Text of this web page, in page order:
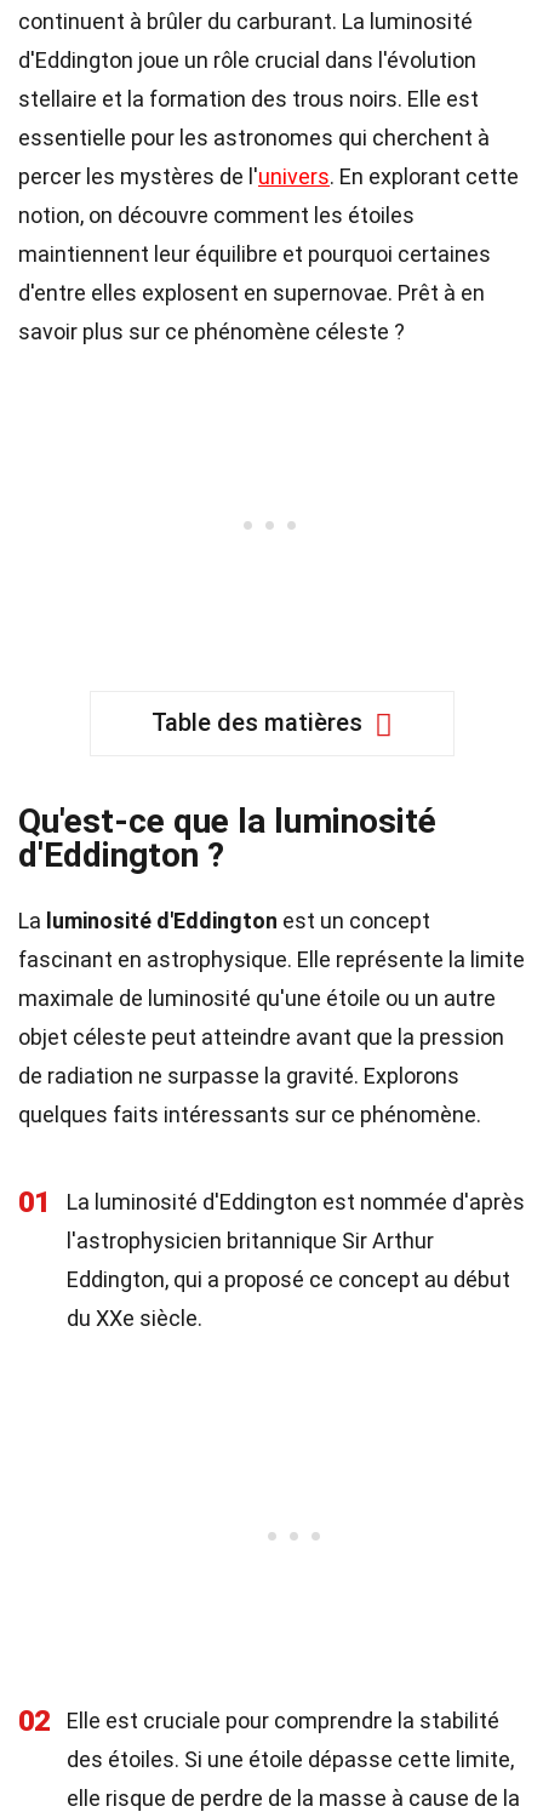
continuent à brûler du carburant. La luminosité
d'Eddington joue un rôle crucial dans l'évolution
stellaire et la formation des trous noirs. Elle est
essentielle pour les astronomes qui cherchent à
percer les mystères de l'univers. En explorant cette
notion, on découvre comment les étoiles
maintiennent leur équilibre et pourquoi certaines
d'entre elles explosent en supernovae. Prêt à en
savoir plus sur ce phénomène céleste ?
Table des matières
Qu'est-ce que la luminosité
d'Eddington ?
La luminosité d'Eddington est un concept
fascinant en astrophysique. Elle représente la limite
maximale de luminosité qu'une étoile ou un autre
objet céleste peut atteindre avant que la pression
de radiation ne surpasse la gravité. Explorons
quelques faits intéressants sur ce phénomène.
01
La luminosité d'Eddington est nommée d'après
l'astrophysicien britannique Sir Arthur
Eddington, qui a proposé ce concept au début
du XXe siècle.
02
Elle est cruciale pour comprendre la stabilité
des étoiles. Si une étoile dépasse cette limite,
elle risque de perdre de la masse à cause de la